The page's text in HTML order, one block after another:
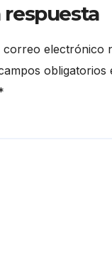
respuesta
correo electrónico
obligatorios